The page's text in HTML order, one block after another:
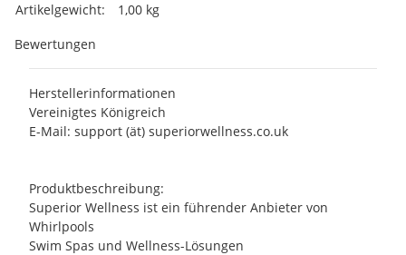
Artikelgewicht:
1,00 kg
Bewertungen
Herstellerinformationen
Vereinigtes Königreich
E-Mail: support (ät) superiorwellness.co.uk
Produktbeschreibung:
Superior Wellness ist ein führender Anbieter von
Whirlpools
Swim Spas und Wellness-Lösungen